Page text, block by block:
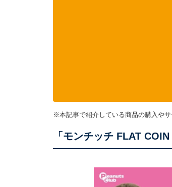
※本記事で紹介している商品の購入や
「モンチッチ FLAT